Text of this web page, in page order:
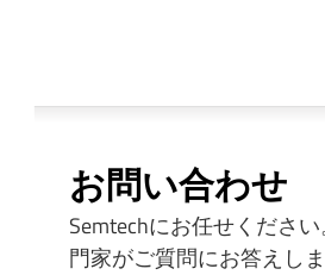
お問い合わせ
Semtechにお任せくださ
門家がご質問にお答えしま